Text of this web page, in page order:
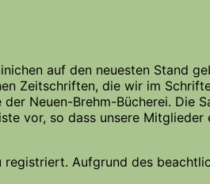
auf den neuesten Stand
Zeitschriften, die wir im
Neuen-Brehm-Bücherei.
vor, so dass unsere
Aufgrund des